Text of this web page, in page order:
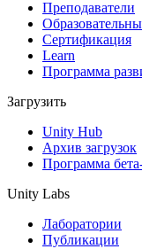
XR-игры
Запускайте XR-игры
Упрощенное создание
Преподаватели
Сертификация
Learn
Программа
Загрузить
Unity Hub
Архив загрузок
Программа
Unity Labs
Лаборатории
Публикации